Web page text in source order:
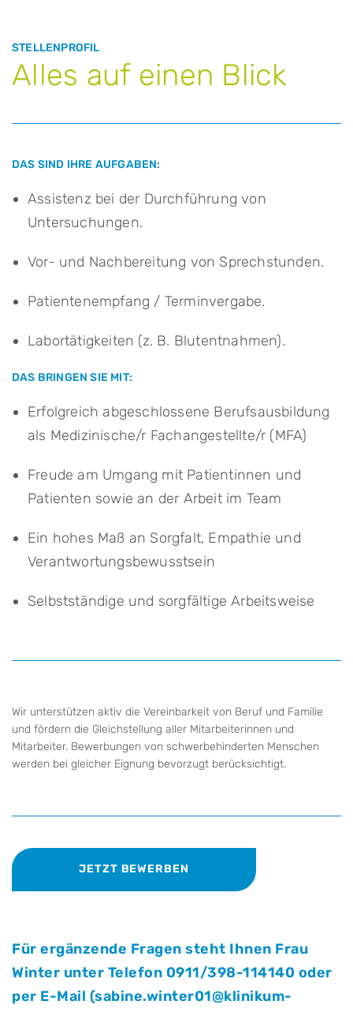
STELLENPROFIL
Alles auf einen Blick
DAS SIND IHRE AUFGABEN:
Assistenz bei der Durchführung von
Untersuchungen.
Vor- und Nachbereitung von Sprechstunden.
Patientenempfang / Terminvergabe.
Labortätigkeiten (z. B. Blutentnahmen).
DAS BRINGEN SIE MIT:
Erfolgreich abgeschlossene Berufsausbildung
als Medizinische/r Fachangestellte/r (MFA)
Freude am Umgang mit Patientinnen und
Patienten sowie an der Arbeit im Team
Ein hohes Maß an Sorgfalt, Empathie und
Verantwortungsbewusstsein
Selbstständige und sorgfältige Arbeitsweise
Wir unterstützen aktiv die Vereinbarkeit von Beruf und Familie
und fördern die Gleichstellung aller Mitarbeiterinnen und
Mitarbeiter. Bewerbungen von schwerbehinderten Menschen
werden bei gleicher Eignung bevorzugt berücksichtigt.
JETZT BEWERBEN
Für ergänzende Fragen steht Ihnen Frau
Winter unter Telefon 0911/398-114140 oder
per E-Mail (sabine.winter01@klinikum-